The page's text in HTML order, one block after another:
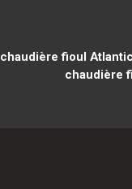
chaudière fioul
chaudière